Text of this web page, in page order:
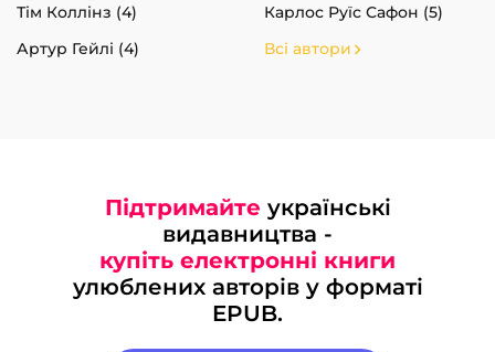
Тім Коллінз (4)
Карлос Руїс Сафон (5)
Артур Гейлі (4)
Всі автори
Підтримайте українські
видавництва -
купіть електронні книги
улюблених авторів у форматі
EPUB.